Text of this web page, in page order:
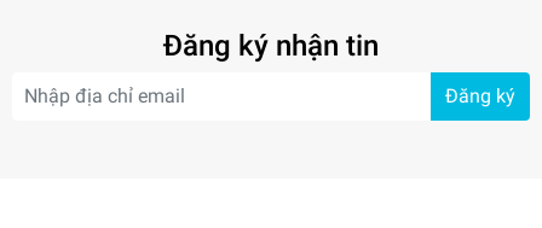
Đăng ký nhận tin
Đăng ký